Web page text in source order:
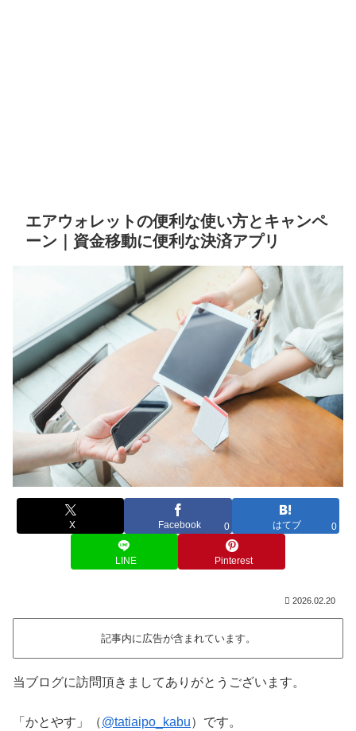
エアウォレットの便利な使い方とキャンペ
ーン｜資金移動に便利な決済アプリ
X Facebook 0 はてブ 0
LINE Pinterest
2026.02.20
記事内に広告が含まれています。
当ブログに訪問頂きましてありがとうございます。
「かとやす」（@tatiaipo_kabu）です。